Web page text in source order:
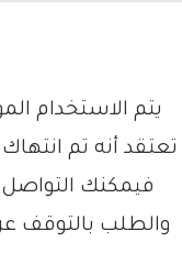
تعتقد أنه تم
والطلب بالتوقف